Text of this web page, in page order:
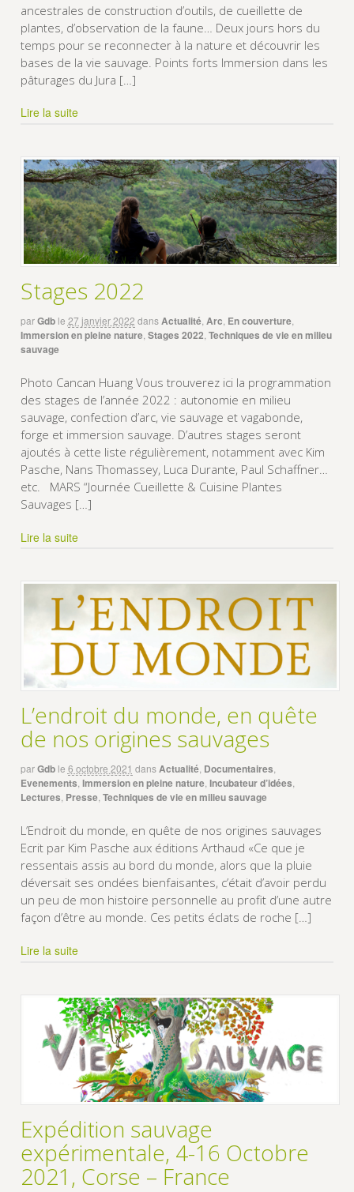
ancestrales de construction d’outils, de cueillette de
plantes, d’observation de la faune… Deux jours hors du
temps pour se reconnecter à la nature et découvrir les
bases de la vie sauvage. Points forts Immersion dans les
pâturages du Jura […]
Lire la suite
Stages 2022
parGdb le 27 janvier 2022 dansActualité, Arc En couverture,
Immersion en pleine nature, Stages 2022 Techniques de vie en milieu
sauvage
Photo Cancan Huang Vous trouverez ici la programmation
des stages de l’année 2022 : autonomie en milieu
sauvage, confection d’arc, vie sauvage et vagabonde,
forge et immersion sauvage. D’autres stages seront
ajoutés à cette liste régulièrement, notamment avec Kim
Pasche, Nans Thomassey, Luca Durante, Paul Schaffner…
etc. MARS “Journée Cueillette & Cuisine Plantes
Sauvages […]
Lire la suite
L’endroit du monde, en quête
de nos origines sauvages
parGdb le 6 octobre 2021 dansActualité, Documentaires,
Evenements,Immersion en pleine nature,Incubateur d’idées,
Lectures, Presse,Techniques de vie en milieu sauvage
L’Endroit du monde, en quête de nos origines sauvages
Ecrit par Kim Pasche aux éditions Arthaud «Ce que je
ressentais assis au bord du monde, alors que la pluie
déversait ses ondées bienfaisantes, c’était d’avoir perdu
un peu de mon histoire personnelle au profit d’une autre
façon d’être au monde. Ces petits éclats de roche […]
Lire la suite
Expédition sauvage
expérimentale, 4-16 Octobre
2021, Corse – France